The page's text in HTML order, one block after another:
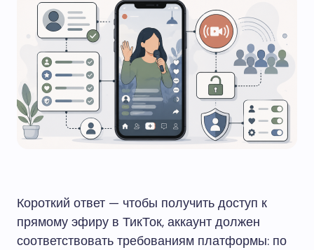
Короткий ответ — чтобы получить доступ к
прямому эфиру в ТикТок, аккаунт должен
соответствовать требованиям платформы: по